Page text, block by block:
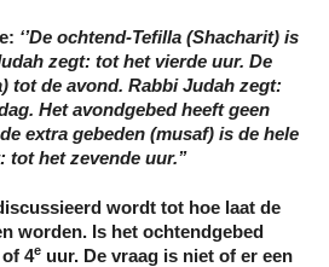
‘’De ochtend-Tefilla (Shacharit) is
zegt: tot het vierde uur. De
tot de avond. Rabbi Judah zegt:
Het avondgebed heeft geen
extra gebeden (musaf) is de hele
het zevende uur.’’
wordt tot hoe laat de
worden. Is het ochtendgebed
of 4e uur. De vraag is niet of er een